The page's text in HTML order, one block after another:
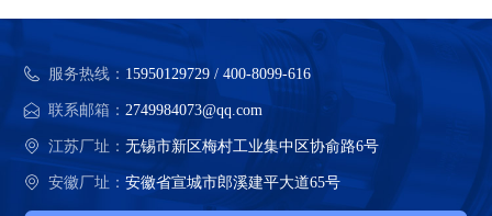
服务热线： 15950129729 / 400-8099-616
联系邮箱： 2749984073@qq.com
江苏厂址：无锡市新区梅村工业集中区协俞路6号
安徽厂址：安徽省宣城市郎溪建平大道65号